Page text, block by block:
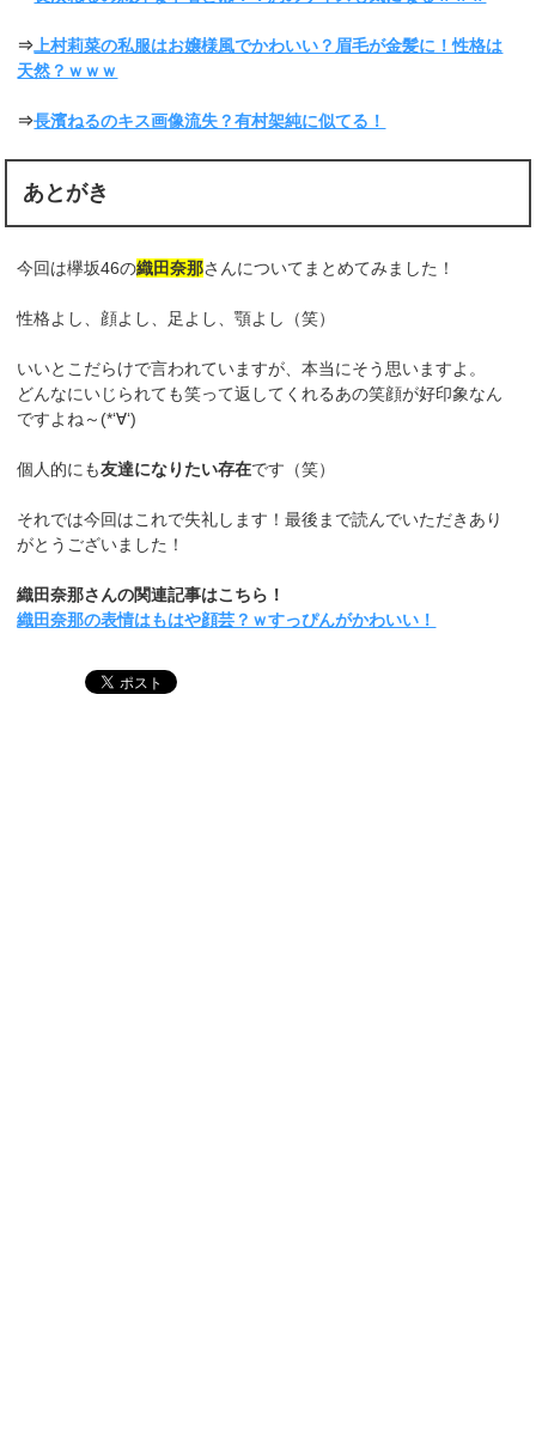
⇒ 上村莉菜の私服はお嬢様風でかわいい？眉毛が金髪に！性格は
天然？ｗｗｗ
⇒長濱ねるのキス画像流失？有村架純に似てる！
あとがき
今回は欅坂46の織田奈那さんについてまとめてみました！
性格よし、顔よし、足よし、顎よし（笑）
いいとこだらけで言われていますが、本当にそう思いますよ。
どんなにいじられても笑って返してくれるあの笑顔が好印象なん
ですよね～(*‘∀‘)
個人的にも友達になりたい存在です（笑）
それでは今回はこれで失礼します！最後まで読んでいただきあり
がとうございました！
織田奈那さんの関連記事はこちら！
織田奈那の表情はもはや顔芸？ｗすっぴんがかわいい！